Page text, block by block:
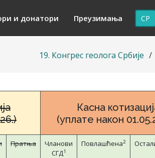
и донатори Преузимања СР
19. Конгрес геолога Србије
Касна
(уплате након
Пратња
Чланови
СГД1
Повлашћенa2